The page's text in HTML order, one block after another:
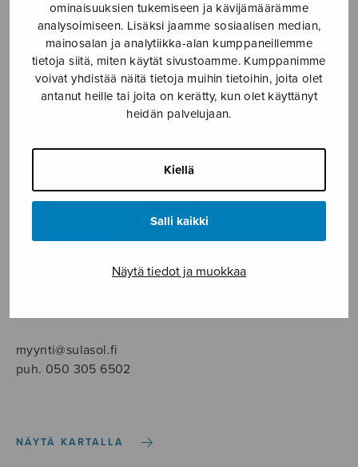
ominaisuuksien tukemiseen ja kävijämäärämme
analysoimiseen. Lisäksi jaamme sosiaalisen median,
mainosalan ja analytiikka-alan kumppaneillemme
tietoja siitä, miten käytät sivustoamme. Kumppanimme
voivat yhdistää näitä tietoja muihin tietoihin, joita olet
antanut heille tai joita on kerätty, kun olet käyttänyt
heidän palvelujaan.
Kiellä
Salli kaikki
Näytä tiedot ja muokkaa
SOITINKOULUT JA OPPAAT
SOITINMUSIIKKI
YKSINLAULU
YLEINEN
Sulasol nuottikauppa
Myymälä avoinna
myynti@sulasol.fi
puh. 050 305 6502
NÄYTÄ KARTALLA